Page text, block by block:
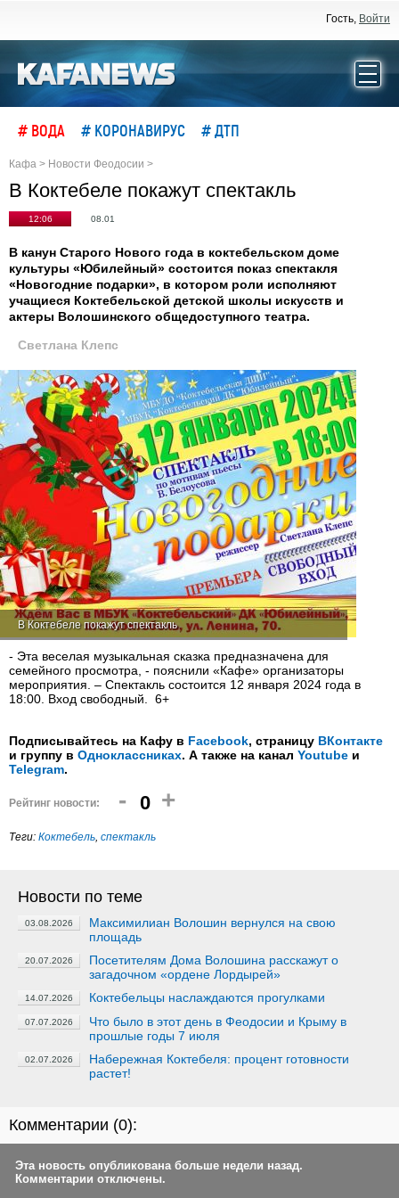
Гость, Войти
# ВОДА # КОРОНАВИРУС # ДТП
Кафа > Новости Феодосии >
В Коктебеле покажут спектакль
12:06 08.01
В канун Старого Нового года в коктебельском доме
культуры «Юбилейный» состоится показ спектакля
«Новогодние подарки», в котором роли исполняют
учащиеся Коктебельской детской школы искусств и
актеры Волошинского общедоступного театра.
Светлана Клепс
В Коктебеле покажут спектакль
- Эта веселая музыкальная сказка предназначена для
семейного просмотра, - пояснили «Кафе» организаторы
мероприятия. – Спектакль состоится 12 января 2024 года в
18:00. Вход свободный. 6+
Подписывайтесь на Кафу в Facebook, страницу ВКонтакте
и группу в Одноклассниках. А также на канал Youtube и
Telegram.
Рейтинг новости: - 0 +
Теги: Коктебель, спектакль
Новости по теме
03.08.2026
Максимилиан Волошин вернулся на свою
площадь
20.07.2026
Посетителям Дома Волошина расскажут о
загадочном «ордене Лордырей»
14.07.2026 Коктебельцы наслаждаются прогулками
07.07.2026
Что было в этот день в Феодосии и Крыму в
прошлые годы 7 июля
02.07.2026
Набережная Коктебеля: процент готовности
растет!
Комментарии (0):
Эта новость опубликована больше недели назад.
Комментарии отключены.